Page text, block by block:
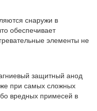
снаружи в
обеспечивает
элементы не
защитный анод
при самых сложных
вредных примесей в